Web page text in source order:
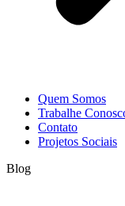
Quem Somos
Trabalhe
Contato
Projetos Sociais
Blog